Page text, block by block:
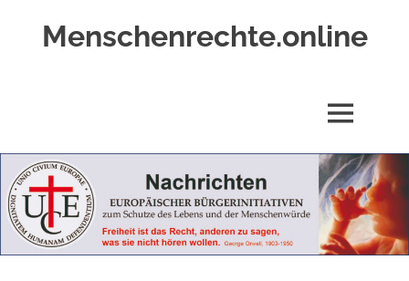
Menschenrechte.online
Geborene
wie
für
Ungeborene
MENÜ